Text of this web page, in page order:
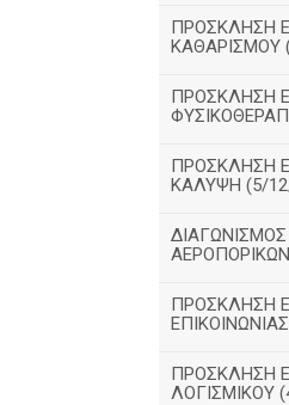
ΠΡΟΣΚΛΗΣΗ
ΚΑΘΑΡΙΣΜΟΥ
ΠΡΟΣΚΛΗΣΗ
ΠΡΟΣΚΛΗΣΗ
ΚΑΛΥΨΗ (5/
ΑΕΡΟΠΟΡΙΚΩΝ
ΠΡΟΣΚΛΗΣΗ
ΠΡΟΣΚΛΗΣΗ
ΛΟΓΙΣΜΙΚΟΥ